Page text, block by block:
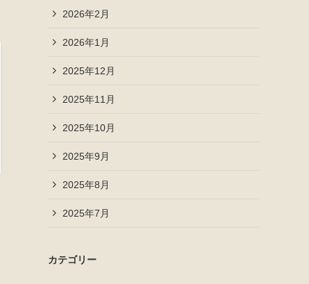
2026年2月
2026年1月
2025年12月
2025年11月
2025年10月
2025年9月
2025年8月
2025年7月
カテゴリー